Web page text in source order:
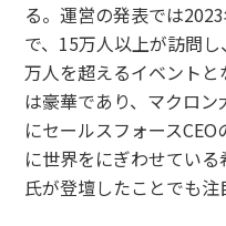
る。運営の発表では
で、15万人以上が訪問
万人を超えるイベント
は豪華であり、マクロ
にセールスフォース
に世界をにぎわせてい
氏が登壇したことでも注